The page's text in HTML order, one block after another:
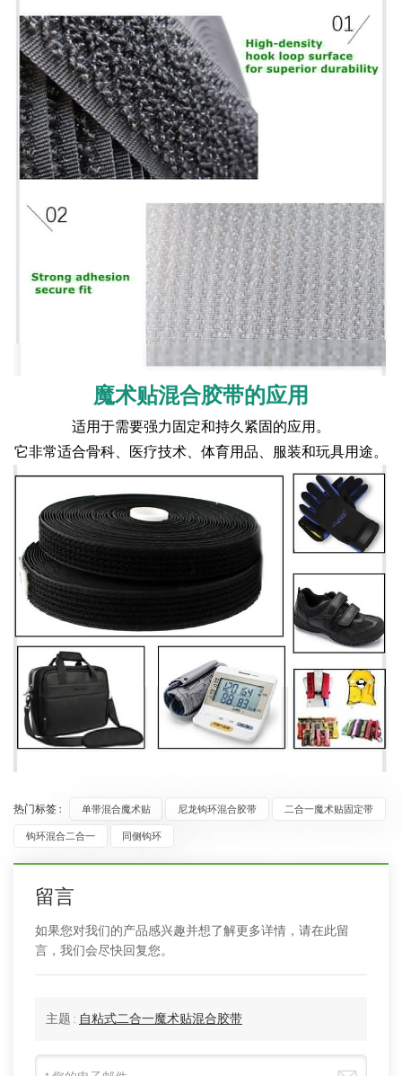
魔术贴混合胶带的应用
适用于需要强力固定和持久紧固的应用。
它非常适合骨科、医疗技术、体育用品、服装和玩具用途。
热门标签 : ​单带混合魔术贴​ 尼龙​钩环混合胶带​ ​二合一魔术贴固定带​
​钩环混合二合一​ 同侧钩环
留言
如果您对我们的产品感兴趣并想了解更多详情，请在此留
言，我们会尽快回复您。
主题 : 自粘式二合一魔术贴混合胶带